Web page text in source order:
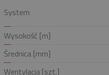
System
Wysokość [m]
Średnica [mm]
Wentylacja [szt.]